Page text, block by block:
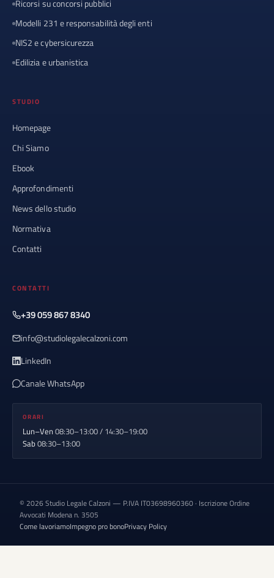
Ricorsi su concorsi pubblici
Modelli 231 e responsabilità degli enti
NIS2 e cybersicurezza
Edilizia e urbanistica
STUDIO
Homepage
Chi Siamo
Ebook
Approfondimenti
News dello studio
Normativa
Contatti
CONTATTI
+39 059 867 8340
info@studiolegalecalzoni.com
LinkedIn
Canale WhatsApp
ORARI
Lun–Ven08:30–13:00 / 14:30–19:00
Sab08:30–13:00
© 2026 Studio Legale Calzoni — P.IVA IT03698960360 · Iscrizione Ordine
Avvocati Modena n. 3505
Come lavoriamoImpegno pro bonoPrivacy Policy